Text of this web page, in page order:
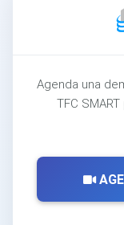
Agenda una
TFC